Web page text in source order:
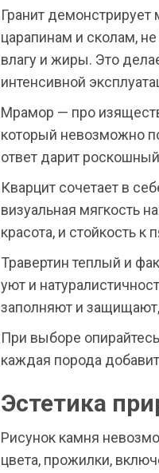
Гранит
царапинам и сколам,
влагу и жиры. Это
интенсивной
Мрамор — про
который невозможно
ответ дарит
Кварцит сочетает в
визуальная мягкость
красота, и стойкость
Травертин теплый и
уют и
заполняют и
При выборе
каждая порода
Эстетика
Рисунок камня
цвета, прожилки,